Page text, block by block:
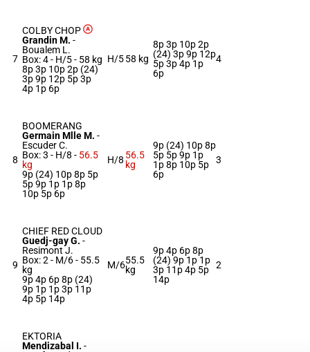
7
COLBY CHOP
Grandin M. -
Boualem L.
Box: 4 - H/5 - 58 kg
8p 3p 10p 2p (24)
3p 9p 12p 5p 3p
4p 1p 6p
H/558 kg
8p 3p 10p 2p
(24) 3p 9p 12p
5p 3p 4p 1p
6p
4
8
BOOMERANG
Germain Mlle M. -
Escuder C.
Box: 3 - H/8 - 56.5
kg
9p (24) 10p 8p 5p
5p 9p 1p 1p 8p
10p 5p 6p
H/8 56.5
kg
9p (24) 10p 8p
5p 5p 9p 1p
1p 8p 10p 5p
6p
3
9
CHIEF RED CLOUD
Guedj-gay G. -
Resimont J.
Box: 2 - M/6 - 55.5
kg
9p 4p 6p 8p (24)
9p 1p 1p 3p 11p
4p 5p 14p
M/655.5
kg
9p 4p 6p 8p
(24) 9p 1p 1p
3p 11p 4p 5p
14p
2
EKTORIA
Mendizabal I. -